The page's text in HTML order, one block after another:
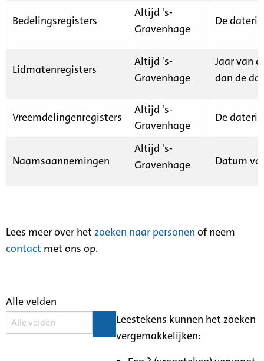
Bedelingsregisters
Altijd 's-
Gravenhage
De
Lidmatenregisters
Altijd 's-
Gravenhage
Jaar van
dan de
Vreemdelingenregisters
Altijd 's-
Gravenhage
De
Naamsaannemingen
Altijd 's-
Gravenhage
Datum
Lees meer over het zoeken naar personen of neem
contact met ons op.
Alle velden
Leestekens kunnen het zoeken
vergemakkelijken: